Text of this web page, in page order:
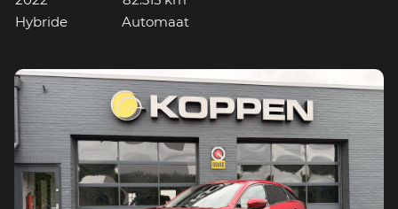
Hybride
Automaat